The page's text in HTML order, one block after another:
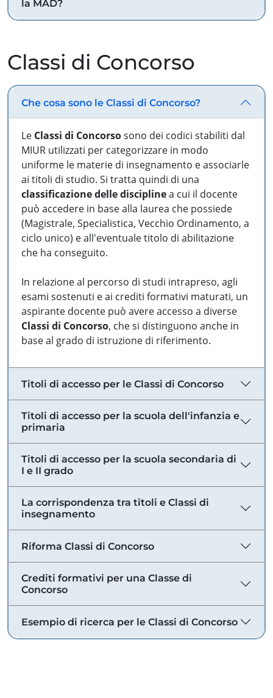
la MAD?
Classi di Concorso
Che cosa sono le Classi di Concorso?
Le Classi di Concorsosono dei codici stabiliti dal
MIUR utilizzati per categorizzare in modo
uniforme le materie di insegnamento e associarle
ai titoli di studio. Si tratta quindi di una
classificazione delle disciplinea cui il docente
può accedere in base alla laurea che possiede
(Magistrale, Specialistica, Vecchio Ordinamento, a
ciclo unico) e all'eventuale titolo di abilitazione
che ha conseguito.
In relazione al percorso di studi intrapreso, agli
esami sostenuti e ai crediti formativi maturati, un
aspirante docente può avere accesso a diverse
Classi di Concorso, che si distinguono anche in
base al grado di istruzione di riferimento.
Titoli di accesso per le Classi di Concorso
Titoli di accesso per la scuola dell'infanzia e
primaria
Titoli di accesso per la scuola secondaria di
I e II grado
La corrispondenza tra titoli e Classi di
insegnamento
Riforma Classi di Concorso
Crediti formativi per una Classe di
Concorso
Esempio di ricerca per le Classi di Concorso